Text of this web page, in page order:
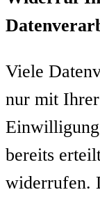
Viele
nur mit
bereits
widerrufen.